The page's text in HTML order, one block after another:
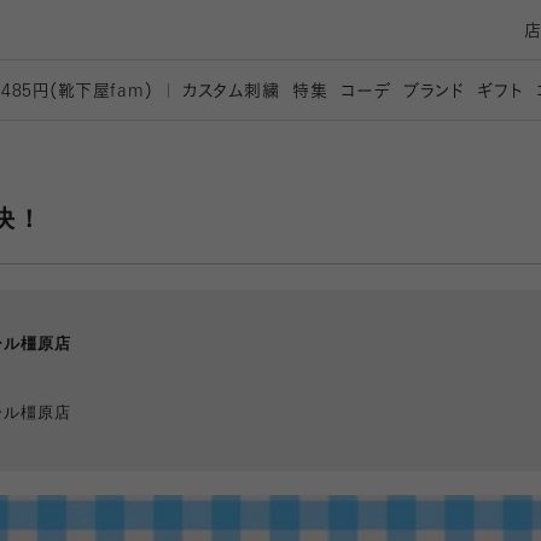
円（靴下屋fam） カスタム刺繍 特集 コーデ ブランド ギフト
！
橿原店
橿原店